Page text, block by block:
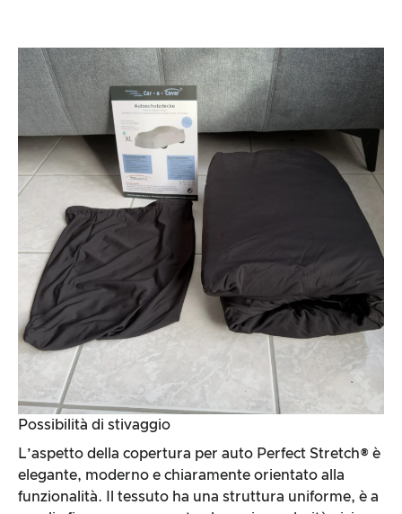
Possibilità di stivaggio
L’aspetto della copertura per auto Perfect Stretch® è
elegante, moderno e chiaramente orientato alla
funzionalità. Il tessuto ha una struttura uniforme, è a